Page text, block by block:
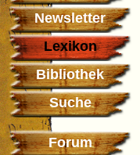
Newsletter
Lexikon
Bibliothek
Suche
Forum